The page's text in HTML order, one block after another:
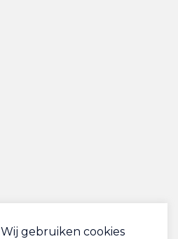
Wij gebruiken cookies